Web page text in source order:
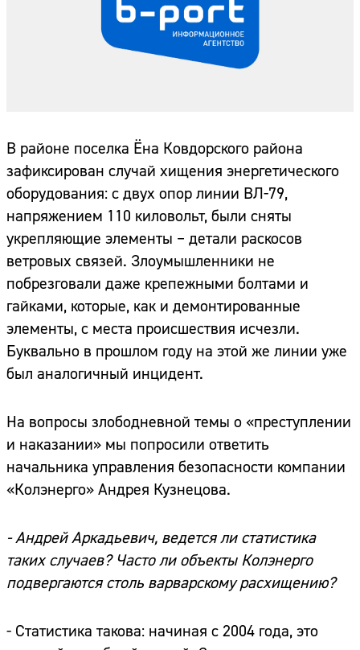
В районе поселка Ёна Ковдорского района
зафиксирован случай хищения энергетического
оборудования: с двух опор линии ВЛ-79,
напряжением 110 киловольт, были сняты
укрепляющие элементы – детали раскосов
ветровых связей. Злоумышленники не
побрезговали даже крепежными болтами и
гайками, которые, как и демонтированные
элементы, с места происшествия исчезли.
Буквально в прошлом году на этой же линии уже
был аналогичный инцидент.
На вопросы злободневной темы о «преступлении
и наказании» мы попросили ответить
начальника управления безопасности компании
«Колэнерго» Андрея Кузнецова.
- Андрей Аркадьевич, ведется ли статистика
таких случаев? Часто ли объекты Колэнерго
подвергаются столь варварскому расхищению?
- Статистика такова: начиная с 2004 года, это